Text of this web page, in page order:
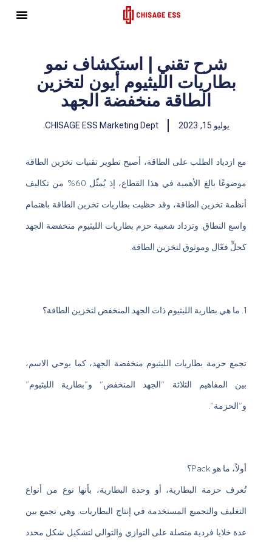
شرح تقني | استكشاف نمو
بطاريات الليثيوم أيون لتخزين
الطاقة منخفضة الجهد
CHISAGE ESS Marketing Dept.
مع ازدياد الطلب على الطاقة، أصبح تطوير تقنيات تخزين الطاقة
موضوعًا بالغ الأهمية في هذا القطاع، إذ يُمثّل 60% من تكاليف
أنظمة تخزين الطاقة، وقد حظيت بطاريات تخزين الطاقة باهتمام
واسع النطاق. وتزداد شعبية حزم بطاريات الليثيوم منخفضة الجهد
كحلٍّ فعّال وموثوق لتخزين الطاقة.
تجمع حزمة بطاريات الليثيوم منخفضة الجهد، كما يوحي الاسم،
بين المفاهيم الثلاثة “الجهد المنخفض” و”بطارية الليثيوم”
و”الحزمة”.
أولاً، ما هو Pack؟
تُعرف حزمة البطارية، أو وحدة البطارية، بأنها نوع من أنواع
التغليف والتجميع المستخدمة في إنتاج البطاريات. وهي تجمع بين
عدة خلايا فردية متصلة على التوازي والتوالي لتشكيل شكل محدد